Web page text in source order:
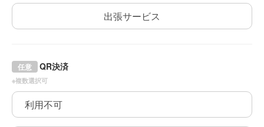
出張サービス
QR決済
任意
※複数選択可
利用不可